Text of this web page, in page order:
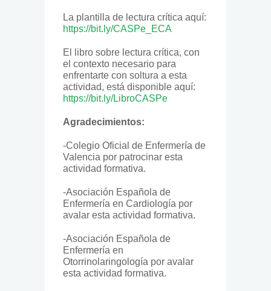
La plantilla de lectura crítica aquí:
https://bit.ly/CASPe_ECA
El libro sobre lectura crítica, con
el contexto necesario para
enfrentarte con soltura a esta
actividad, está disponible aquí:
https://bit.ly/LibroCASPe
Agradecimientos:
-Colegio Oficial de Enfermería de
Valencia por patrocinar esta
actividad formativa.
-Asociación Española de
Enfermería en Cardiología por
avalar esta actividad formativa.
-Asociación Española de
Enfermería en
Otorrinolaringología por avalar
esta actividad formativa.